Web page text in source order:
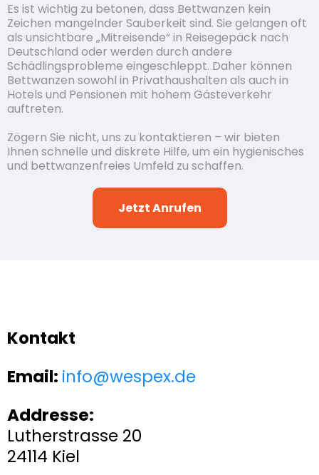
Es ist wichtig zu betonen, dass Bettwanzen kein
Zeichen mangelnder Sauberkeit sind. Sie gelangen oft
als unsichtbare „Mitreisende“ in Reisegepäck nach
Deutschland oder werden durch andere
Schädlingsprobleme eingeschleppt. Daher können
Bettwanzen sowohl in Privathaushalten als auch in
Hotels und Pensionen mit hohem Gästeverkehr
auftreten.
Zögern Sie nicht, uns zu kontaktieren – wir bieten
Ihnen schnelle und diskrete Hilfe, um ein hygienisches
und bettwanzenfreies Umfeld zu schaffen.
Jetzt Anrufen
Kontakt
Email: info@wespex.de
Addresse:
Lutherstrasse 20
24114 Kiel